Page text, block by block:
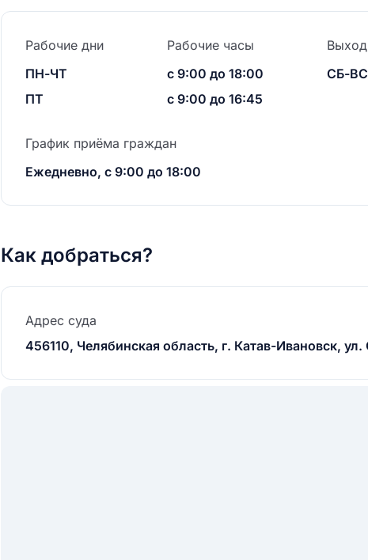
Рабочие дни
ПН-ЧТ
ПТ
Рабочие часы
с 9:00 до 18:00
с 9:00 до 16:45
СБ-ВС
График приёма граждан
Ежедневно, с 9:00 до 18:00
Как добраться?
Адрес суда
456110, Челябинская область, г. Катав-Ивановск,